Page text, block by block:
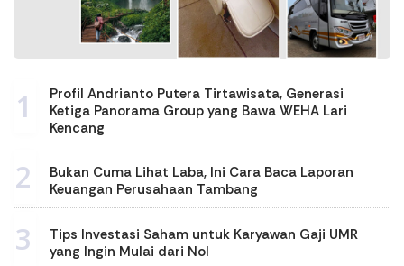
1
Profil Andrianto Putera Tirtawisata, Generasi
Ketiga Panorama Group yang Bawa WEHA Lari
Kencang
2
Bukan Cuma Lihat Laba, Ini Cara Baca Laporan
Keuangan Perusahaan Tambang
3
Tips Investasi Saham untuk Karyawan Gaji UMR
yang Ingin Mulai dari Nol